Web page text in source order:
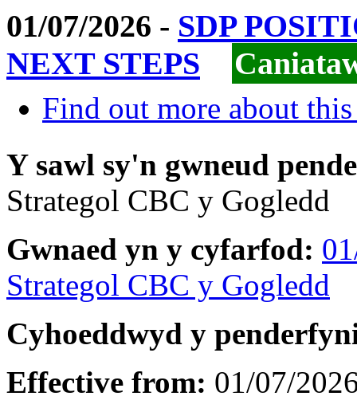
01/07/2026 - SDP
NEXT STEPS
Find out more about
Y sawl sy'n gwneud
Strategol CBC y Gogledd
Gwnaed yn y cyfarfod:
Strategol CBC y Gogledd
Cyhoeddwyd y
Effective from: 01/07/